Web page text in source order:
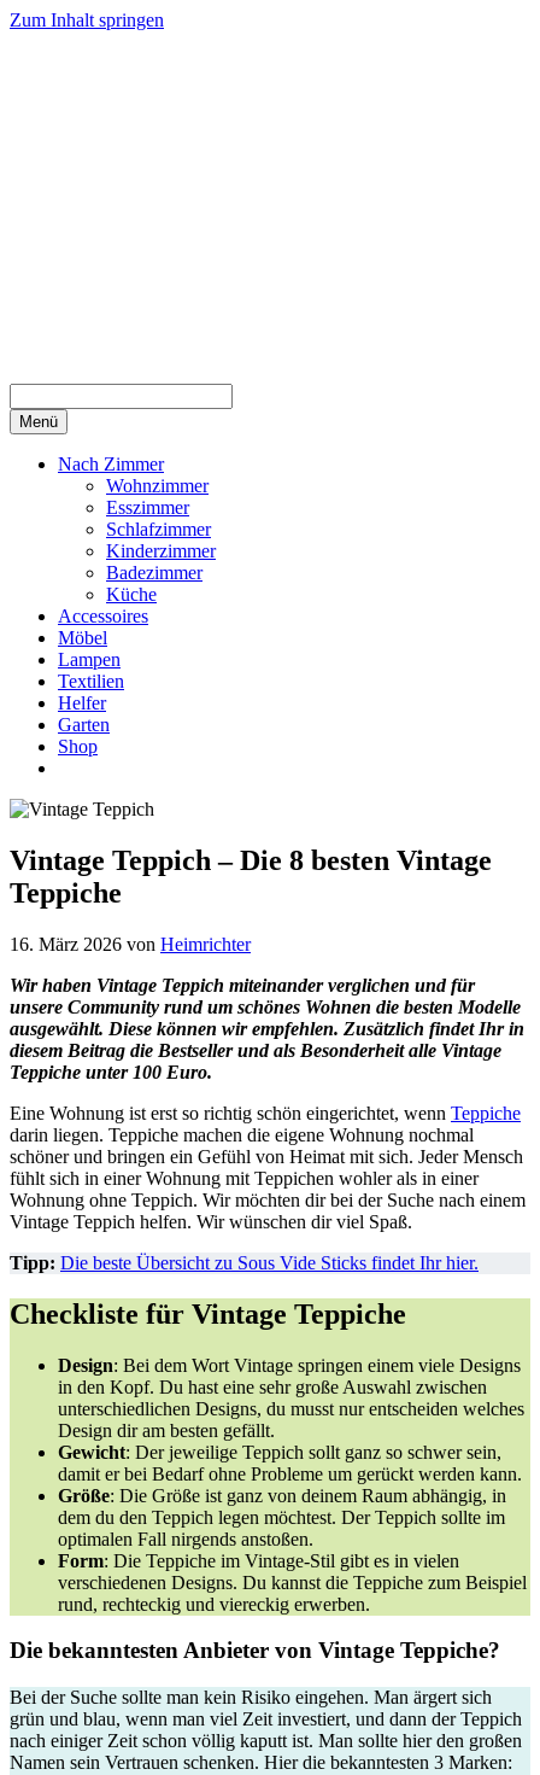
Zum Inhalt springen
Menü
Nach Zimmer
Wohnzimmer
Esszimmer
Schlafzimmer
Kinderzimmer
Badezimmer
Küche
Accessoires
Möbel
Lampen
Textilien
Helfer
Garten
Shop
Vintage Teppich – Die 8 besten Vintage
Teppiche
16. März 2026 von Heimrichter
Wir haben Vintage Teppich miteinander verglichen und für
unsere Community rund um schönes Wohnen die besten Modelle
ausgewählt. Diese können wir empfehlen. Zusätzlich findet Ihr in
diesem Beitrag die Bestseller und als Besonderheit alle Vintage
Teppiche unter 100 Euro.
Eine Wohnung ist erst so richtig schön eingerichtet, wenn Teppiche
darin liegen. Teppiche machen die eigene Wohnung nochmal
schöner und bringen ein Gefühl von Heimat mit sich. Jeder Mensch
fühlt sich in einer Wohnung mit Teppichen wohler als in einer
Wohnung ohne Teppich. Wir möchten dir bei der Suche nach einem
Vintage Teppich helfen. Wir wünschen dir viel Spaß.
Tipp: Die beste Übersicht zu Sous Vide Sticks findet Ihr hier.
Checkliste für Vintage Teppiche
Design: Bei dem Wort Vintage springen einem viele Designs
in den Kopf. Du hast eine sehr große Auswahl zwischen
unterschiedlichen Designs, du musst nur entscheiden welches
Design dir am besten gefällt.
Gewicht: Der jeweilige Teppich sollt ganz so schwer sein,
damit er bei Bedarf ohne Probleme um gerückt werden kann.
Größe: Die Größe ist ganz von deinem Raum abhängig, in
dem du den Teppich legen möchtest. Der Teppich sollte im
optimalen Fall nirgends anstoßen.
Form: Die Teppiche im Vintage-Stil gibt es in vielen
verschiedenen Designs. Du kannst die Teppiche zum Beispiel
rund, rechteckig und viereckig erwerben.
Die bekanntesten Anbieter von Vintage Teppiche?
Bei der Suche sollte man kein Risiko eingehen. Man ärgert sich
grün und blau, wenn man viel Zeit investiert, und dann der Teppich
nach einiger Zeit schon völlig kaputt ist. Man sollte hier den großen
Namen sein Vertrauen schenken. Hier die bekanntesten 3 Marken: